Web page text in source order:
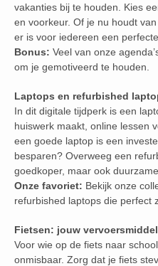
vakanties bij te houden. Kies
en voorkeur. Of je nu houdt
er is voor iedereen een
Bonus: Veel van onze
om je gemotiveerd te houden.
Laptops en refurbished
In dit digitale tijdperk is een
huiswerk maakt, online lessen
een goede laptop is een
besparen? Overweeg een
goedkoper, maar ook
Onze favoriet: Bekijk onze
refurbished laptops die perfect
Fietsen: jouw
Voor wie op de fiets naar
onmisbaar. Zorg dat je fiets